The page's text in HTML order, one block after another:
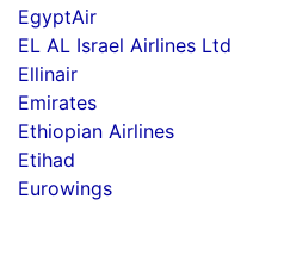
EgyptAir
EL AL Israel Airlines Ltd
Ellinair
Emirates
Ethiopian Airlines
Etihad
Eurowings